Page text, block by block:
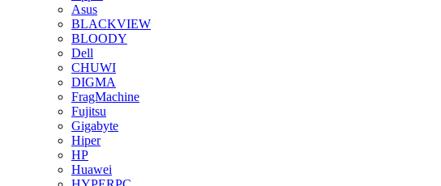
Asus
BLACKVIEW
BLOODY
Dell
CHUWI
DIGMA
FragMachine
Fujitsu
Gigabyte
Hiper
HP
Huawei